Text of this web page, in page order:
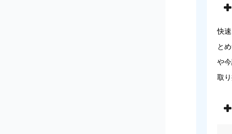
快
と
や
取